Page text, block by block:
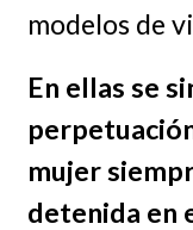
modelos de
En ellas se
mujer
detenida en